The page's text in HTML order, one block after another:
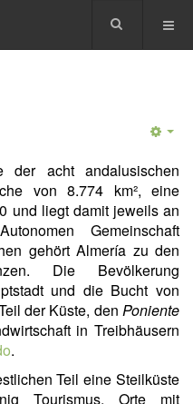
der acht andalusischen
von 8.774 km², eine
und liegt damit jeweils an
Gemeinschaft
gehört Almería zu den
Die Bevölkerung
und die Bucht von
der Küste, den Poniente
in Treibhäusern
.
Teil eine Steilküste
Tourismus. Orte mit